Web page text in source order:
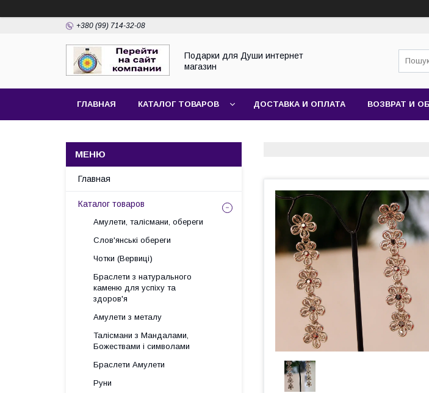
+380 (99) 714-32-08
Подарки для Души интернет
магазин
ГЛАВНАЯ КАТАЛОГ ТОВАРОВ ДОСТАВКА И ОПЛАТА ВОЗВРАТ И
Главная
Каталог товаров
Амулети, талісмани, обереги
Слов'янські обереги
Чотки (Вервиці)
Браслети з натурального
каменю для успіху та
здоров'я
Амулети з металу
Талісмани з Мандалами,
Божествами і символами
Браслети Амулети
Руни